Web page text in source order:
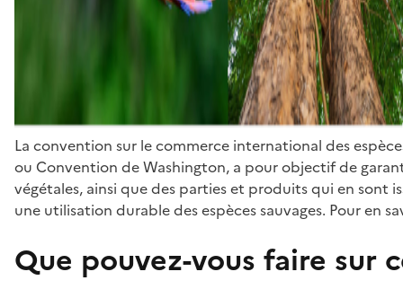
La convention sur le commerce international des
ou Convention de Washington, a pour objectif de
végétales, ainsi que des parties et produits qui en sont
une utilisation durable des espèces sauvages. Pour en
Que pouvez-vous faire sur